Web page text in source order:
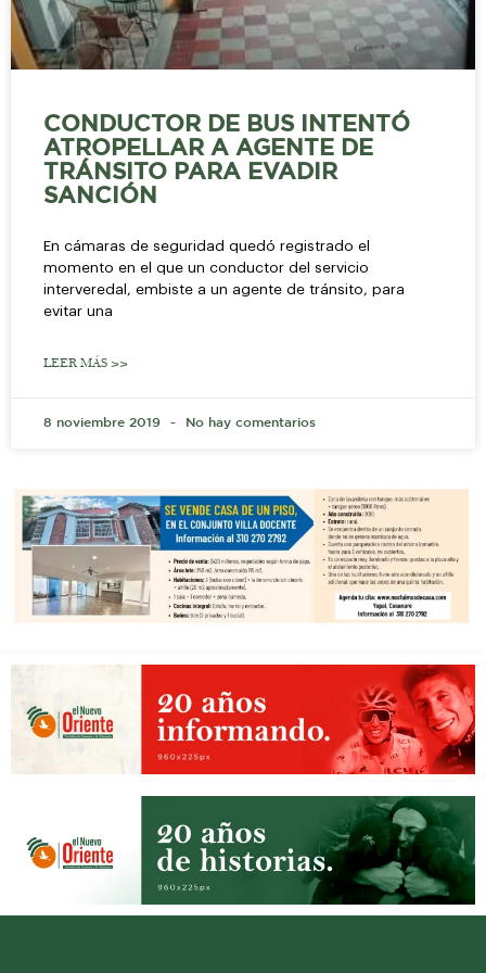
CONDUCTOR DE BUS INTENTÓ
ATROPELLAR A AGENTE DE
TRÁNSITO PARA EVADIR
SANCIÓN
En cámaras de seguridad quedó registrado el
momento en el que un conductor del servicio
interveredal, embiste a un agente de tránsito, para
evitar una
LEER MÁS >>
8 noviembre 2019 No hay comentarios